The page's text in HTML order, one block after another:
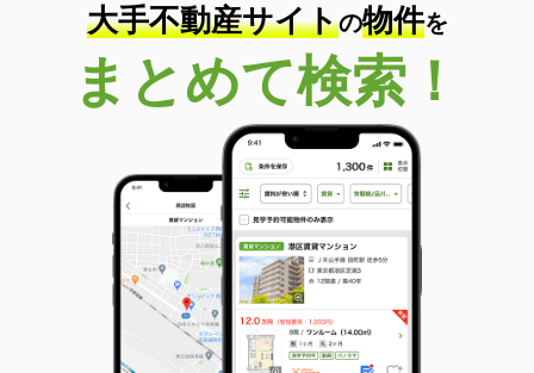
大手不動産サイトの物件を
まとめて検索！